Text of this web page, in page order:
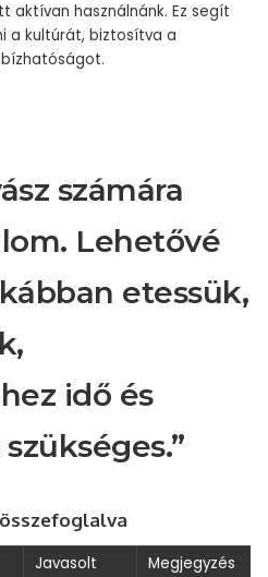
aktívan használnánk. Ez segít
a kultúrát, biztosítva a
számára
Lehetővé
etessük,
idő és
Javasolt
Megjegyzés